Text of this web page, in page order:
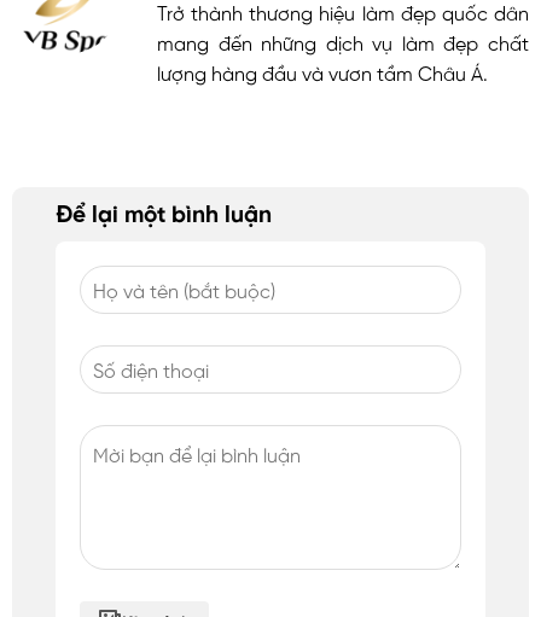
Trở thành thương hiệu làm đẹp quốc dân
mang đến những dịch vụ làm đẹp chất
lượng hàng đầu và vươn tầm Châu Á.
Để lại một bình luận